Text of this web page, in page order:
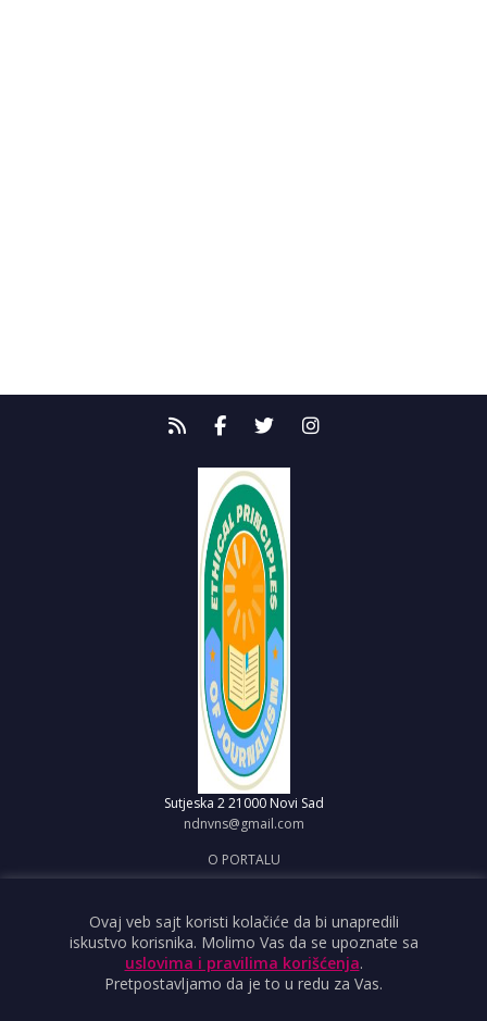
Sutjeska 2 21000 Novi Sad
ndnvns@gmail.com
O PORTALU
OBJAVI VEST
USLOVI KORIŠĆENJA
Ovaj veb sajt koristi kolačiće da bi unapredili
iskustvo korisnika. Molimo Vas da se upoznate sa
uslovima i pravilima korišćenja.
Pretpostavljamo da je to u redu za Vas.